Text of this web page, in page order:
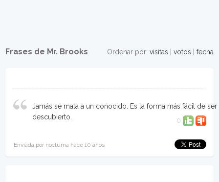
Ordenar por: visitas votos fecha
Frases de Mr. Brooks
Jamás se mata a un conocido. Es la forma más fácil de ser
descubierto.
0
Enviada por nocturna hace 10 años